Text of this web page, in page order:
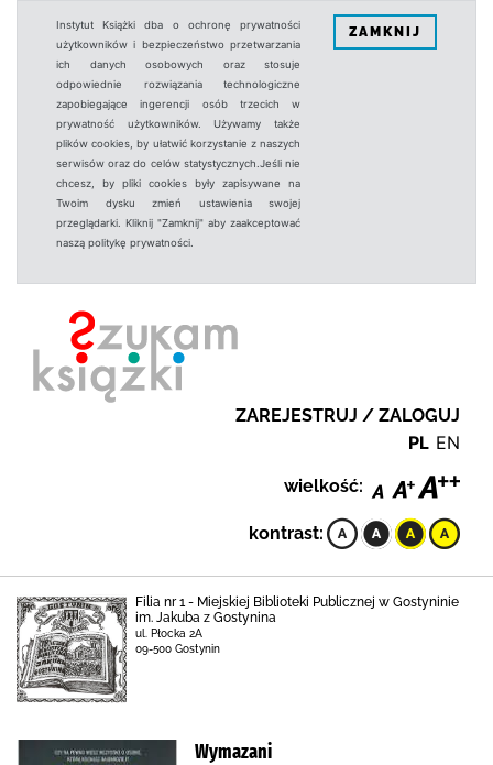
Instytut Książki dba o ochronę prywatności
użytkowników i bezpieczeństwo przetwarzania
ich danych osobowych oraz stosuje
odpowiednie rozwiązania technologiczne
zapobiegające ingerencji osób trzecich w
prywatność użytkowników. Używamy także
plików cookies, by ułatwić korzystanie z naszych
serwisów oraz do celów statystycznych.Jeśli nie
chcesz, by pliki cookies były zapisywane na
Twoim dysku zmień ustawienia swojej
przeglądarki. Kliknij "Zamknij" aby zaakceptować
naszą politykę prywatności.
ZAMKNIJ
ZAREJESTRUJ / ZALOGUJ
PL EN
wielkość:
kontrast:
Filia nr 1 - Miejskiej Biblioteki Publicznej w Gostyninie
im. Jakuba z Gostynina
ul. Płocka 2A
09-500 Gostynin
Wymazani